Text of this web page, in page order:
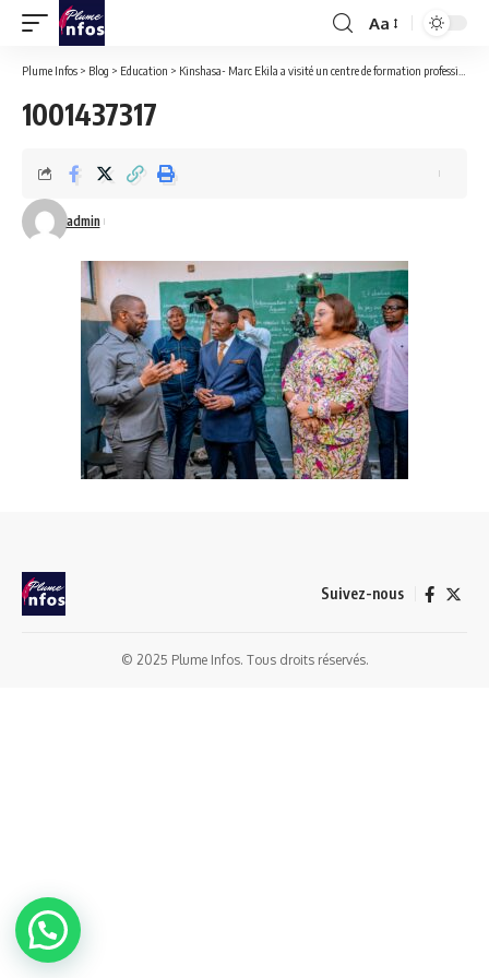
Font
Resizer
Aa
Plume Infos > Blog > Education > Kinshasa- Marc Ekila a visité un centre de formation professionnelle du député national Eliezer NTAMBWE.
1001437317
admin
Suivez-nous
© 2025 Plume Infos. Tous droits réservés.